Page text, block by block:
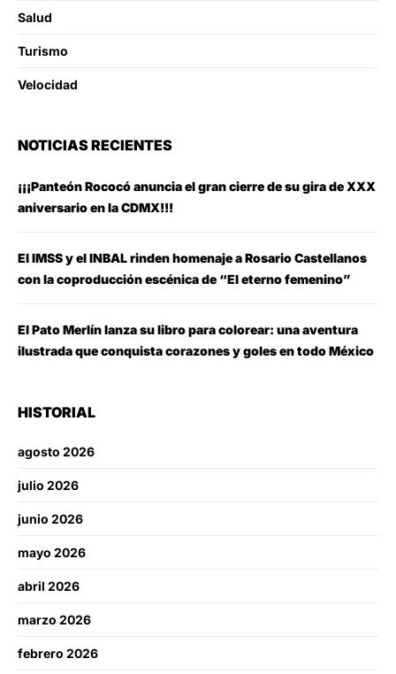
Salud
Turismo
Velocidad
NOTICIAS RECIENTES
¡¡¡Panteón Rococó anuncia el gran cierre de su gira de XXX
aniversario en la CDMX!!!
El IMSS y el INBAL rinden homenaje a Rosario Castellanos
con la coproducción escénica de “El eterno femenino”
El Pato Merlín lanza su libro para colorear: una aventura
ilustrada que conquista corazones y goles en todo México
HISTORIAL
agosto 2026
julio 2026
junio 2026
mayo 2026
abril 2026
marzo 2026
febrero 2026